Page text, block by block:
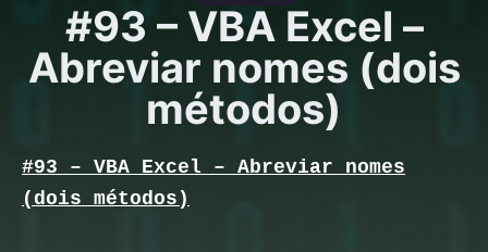
#93 – VBA Excel –
Abreviar nomes (dois
métodos)
#93 – VBA Excel – Abreviar nomes
(dois métodos)